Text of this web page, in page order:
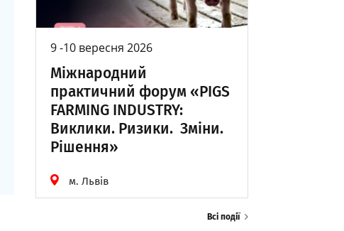
9 -10 вересня 2026
Міжнародний
практичний форум «PIGS
FARMING INDUSTRY:
Виклики. Ризики. Зміни.
Рішення»
м. Львів
Всі події